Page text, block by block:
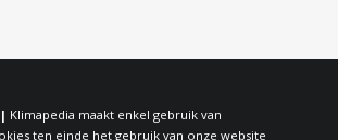
Klimapedia maakt enkel gebruik van
ten einde het gebruik van onze website